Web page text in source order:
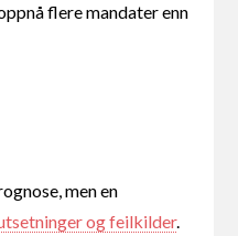
flere mandater enn
men en
og feilkilder.